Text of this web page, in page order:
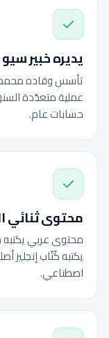
يديره خبير سيو
تأسس وقاده محمد
عملية متعدّدة
حسابات عام.
محتوى ثنائي
محتوى عربي
يكتبه كُتّاب إنجليز
اصطناعي.